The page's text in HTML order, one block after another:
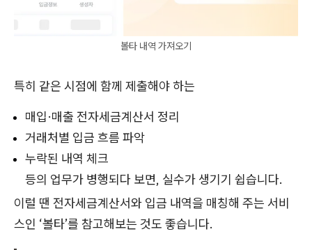
볼타 내역 가져오기
특히 같은 시점에 함께 제출해야 하는
매입·매출 전자세금계산서 정리
거래처별 입금 흐름 파악
누락된 내역 체크
등의 업무가 병행되다 보면, 실수가 생기기 쉽습니다.
이럴 땐 전자세금계산서와 입금 내역을 매칭해 주는 서비
스인 ‘볼타’를 참고해보는 것도 좋습니다.